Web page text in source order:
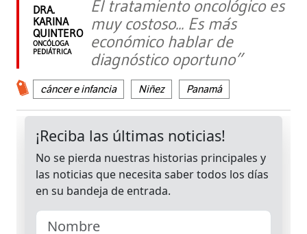
DRA.
KARINA
QUINTERO
ONCÓLOGA
PEDIÁTRICA
El tratamiento oncológico es
muy costoso... Es más
económico hablar de
diagnóstico oportuno”
cáncer e infancia Niñez Panamá